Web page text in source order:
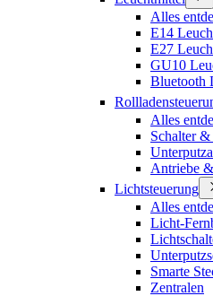
Alles
E14
E27
GU10
Bluetooth
Alles
Schalter
Antriebe
Lichtsteuerung
Alles
Licht-
Smarte
Zentralen